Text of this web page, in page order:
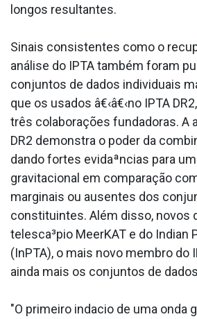
longos resultantes.
Sinais consistentes como o
análise do IPTA também foram
conjuntos de dados individuais
que os usados â€‹â€‹no IPTA
três colaborações fundadoras. A
DR2 demonstra o poder da
dando fortes evidaªncias para
gravitacional em comparação
marginais ou ausentes dos
constituintes. Além disso, novos
telesca³pio MeerKAT e do Indian
(InPTA), o mais novo membro do
ainda mais os conjuntos de
"O primeiro inda­cio de uma onda